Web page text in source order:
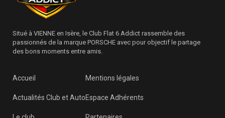
Situé à VIENNE en Isère, le Club Flat 6 Addict rassemble des
passionnés de la marque PORSCHE avec pour objectif le partage
des bons moments entre amis.
Accueil
Actualités Club et Auto
Mentions légales
Espace Adhérents